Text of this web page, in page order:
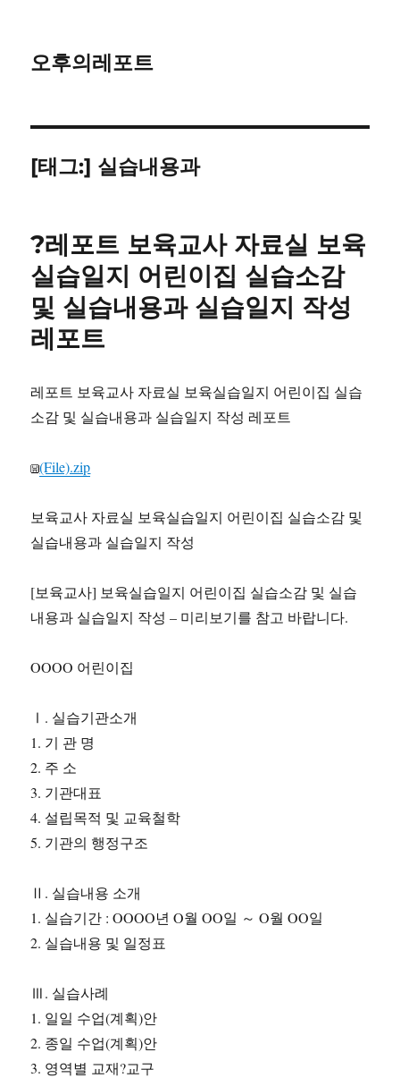
오후의레포트
[태그:] 실습내용과
?레포트 보육교사 자료실 보육
실습일지 어린이집 실습소감
및 실습내용과 실습일지 작성
레포트
레포트 보육교사 자료실 보육실습일지 어린이집 실습
소감 및 실습내용과 실습일지 작성 레포트
(File).zip
보육교사 자료실 보육실습일지 어린이집 실습소감 및
실습내용과 실습일지 작성
[보육교사] 보육실습일지 어린이집 실습소감 및 실습
내용과 실습일지 작성 – 미리보기를 참고 바랍니다.
OOOO 어린이집
Ⅰ. 실습기관소개
1. 기 관 명
2. 주 소
3. 기관대표
4. 설립목적 및 교육철학
5. 기관의 행정구조
Ⅱ. 실습내용 소개
1. 실습기간 : OOOO년 O월 OO일 ～ O월 OO일
2. 실습내용 및 일정표
Ⅲ. 실습사례
1. 일일 수업(계획)안
2. 종일 수업(계획)안
3. 영역별 교재?교구